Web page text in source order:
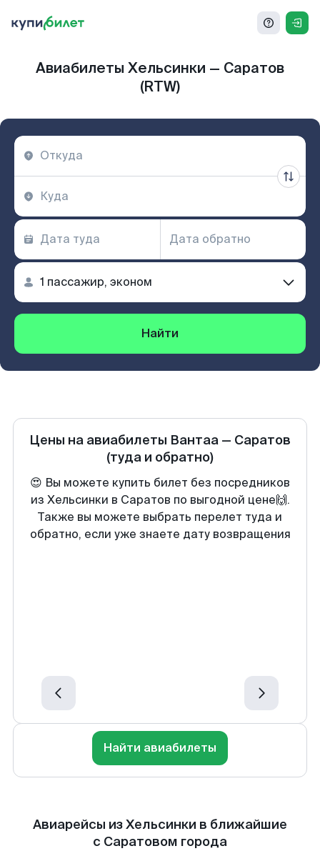
Авиабилеты Хельсинки — Саратов
(RTW)
Найти
Цены на авиабилеты Вантаа — Саратов
(туда и обратно)
😍 Вы можете купить билет без посредников
из Хельсинки в Саратов по выгодной цене🙌.
Также вы можете выбрать перелет туда и
обратно, если уже знаете дату возвращения
Найти авиабилеты
Авиарейсы из Хельсинки в ближайшие
с Саратовом города